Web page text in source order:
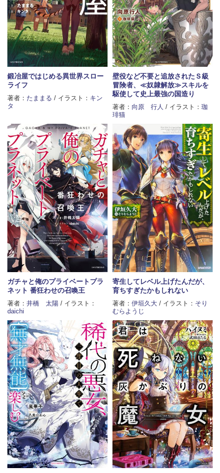
鍛冶屋ではじめる異世界スロー
ライフ
著者： たままる / イラスト： キン
タ
壁役など不要と追放されたＳ級
冒険者、≪奴隷解放≫スキルを
駆使して史上最強の国造り
著者： 向原 行人 / イラスト： 珈
琲猫
ガチャと俺のプライベートプラ
ネット 番狂わせの召喚王
著者： 井橋 太陽 / イラスト：
daichi
寄生してレベル上げたんだが、
育ちすぎたかもしれない
著者： 伊垣久大 / イラスト： そり
むらようじ